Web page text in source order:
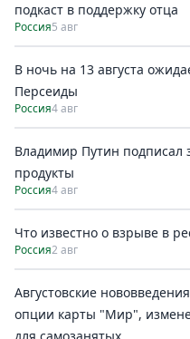
подкаст в поддержку отца
Россия5 авг
В ночь на 13 августа
Персеиды
Россия4 авг
Владимир Путин подписал
продукты
Россия4 авг
Что известно о взрыве в
Россия2 авг
Августовские
опции карты "Мир",